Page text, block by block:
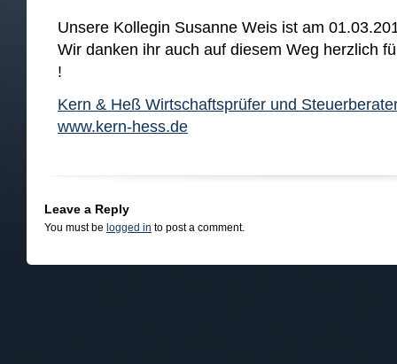
Unsere Kollegin Susanne Weis ist am
Wir danken ihr auch auf diesem Weg herzlich
!
Kern & Heß Wirtschaftsprüfer und
www.kern-hess.de
Leave a Reply
You must be logged in to post a comment.